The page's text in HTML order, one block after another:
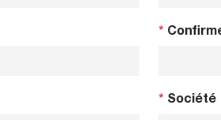
*
* Société